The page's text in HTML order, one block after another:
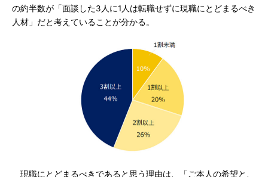
の約半数が「面談した3人に1人は転職せずに現職にとどまるべき
人材」だと考えていることが分かる。
現職にとどまるべきであると思う理由は、「ご本人の希望と、